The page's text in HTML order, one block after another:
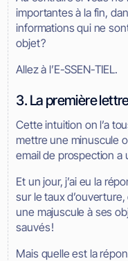
importantes à la fin,
informations qui ne
objet ?
Allez à l’E-SSEN-TIEL.
3. La première
Cette intuition on l’a
mettre une minuscule
email de prospection a
Et un jour, j’ai eu la
sur le taux
une majuscule à ses
sauvés !
Mais quelle est la